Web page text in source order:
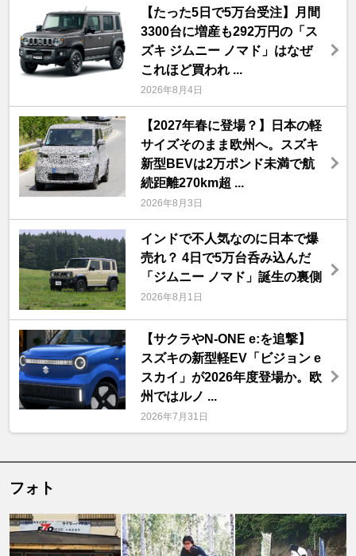
【たった5日で5万台受注】月間
3300台に増産も292万円の「ス
ズキ ジムニー ノマド」はなぜ
これほど買われ ...
2026年8月4日
【2027年春に登場？】日本の軽
サイズそのまま欧州へ。スズキ
新型BEVは2万ポンド未満で航
続距離270km超 ...
2026年8月3日
インドで不人気なのに日本で爆
売れ？ 4日で5万台呑み込んだ
「ジムニー ノマド」誕生の裏側
2026年8月1日
【サクラやN-ONE e:を追撃】
スズキの新型軽EV「ビジョン e
スカイ」が2026年度登場か。欧
州ではルノ ...
2026年7月31日
フォト